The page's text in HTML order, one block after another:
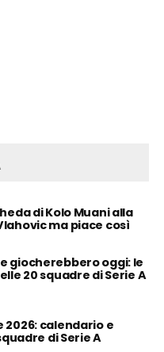
di Kolo Muani alla
ma piace così
giocherebbero oggi: le
20 squadre di Serie A
calendario e
di Serie A